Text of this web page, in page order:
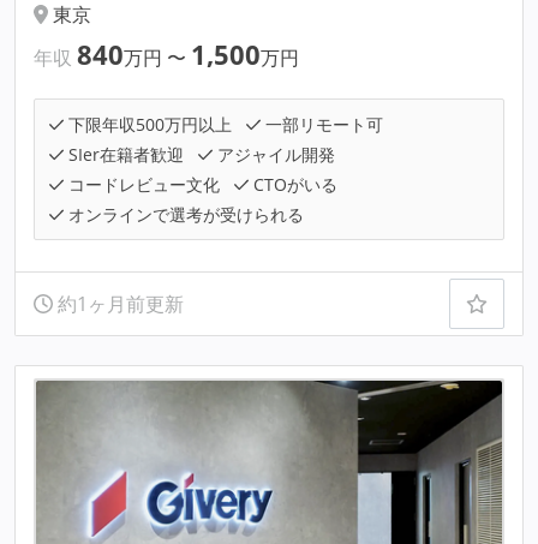
東京
年収 840万円 〜 1,500万円
下限年収500万円以上
一部リモート可
SIer在籍者歓迎
アジャイル開発
コードレビュー文化
CTOがいる
オンラインで選考が受けられる
約1ヶ月前更新